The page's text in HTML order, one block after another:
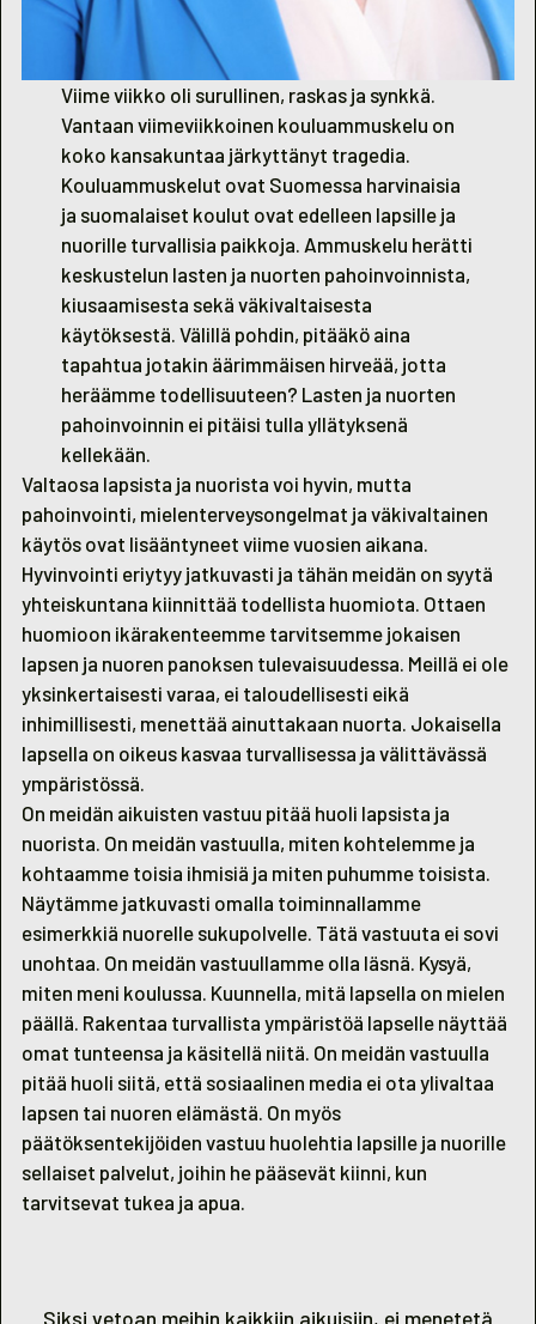
Viime viikko oli surullinen, raskas ja synkkä.
Vantaan viimeviikkoinen kouluammuskelu on
koko kansakuntaa järkyttänyt tragedia.
Kouluammuskelut ovat Suomessa harvinaisia
ja suomalaiset koulut ovat edelleen lapsille ja
nuorille turvallisia paikkoja. Ammuskelu herätti
keskustelun lasten ja nuorten pahoinvoinnista,
kiusaamisesta sekä väkivaltaisesta
käytöksestä. Välillä pohdin, pitääkö aina
tapahtua jotakin äärimmäisen hirveää, jotta
heräämme todellisuuteen? Lasten ja nuorten
pahoinvoinnin ei pitäisi tulla yllätyksenä
kellekään.
Valtaosa lapsista ja nuorista voi hyvin, mutta
pahoinvointi, mielenterveysongelmat ja väkivaltainen
käytös ovat lisääntyneet viime vuosien aikana.
Hyvinvointi eriytyy jatkuvasti ja tähän meidän on syytä
yhteiskuntana kiinnittää todellista huomiota. Ottaen
huomioon ikärakenteemme tarvitsemme jokaisen
lapsen ja nuoren panoksen tulevaisuudessa. Meillä ei ole
yksinkertaisesti varaa, ei taloudellisesti eikä
inhimillisesti, menettää ainuttakaan nuorta. Jokaisella
lapsella on oikeus kasvaa turvallisessa ja välittävässä
ympäristössä.
On meidän aikuisten vastuu pitää huoli lapsista ja
nuorista. On meidän vastuulla, miten kohtelemme ja
kohtaamme toisia ihmisiä ja miten puhumme toisista.
Näytämme jatkuvasti omalla toiminnallamme
esimerkkiä nuorelle sukupolvelle. Tätä vastuuta ei sovi
unohtaa. On meidän vastuullamme olla läsnä. Kysyä,
miten meni koulussa. Kuunnella, mitä lapsella on mielen
päällä. Rakentaa turvallista ympäristöä lapselle näyttää
omat tunteensa ja käsitellä niitä. On meidän vastuulla
pitää huoli siitä, että sosiaalinen media ei ota ylivaltaa
lapsen tai nuoren elämästä. On myös
päätöksentekijöiden vastuu huolehtia lapsille ja nuorille
sellaiset palvelut, joihin he pääsevät kiinni, kun
tarvitsevat tukea ja apua.
Siksi vetoan meihin kaikkiin aikuisiin, ei menetetä